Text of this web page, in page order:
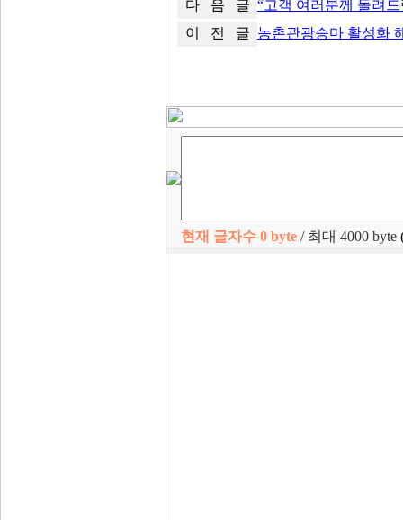
다 음 글 “고객 여러분께 돌려
이 전 글 농촌관광승마 활성화
현재 글자수 0 byte / 최대 4000 byte